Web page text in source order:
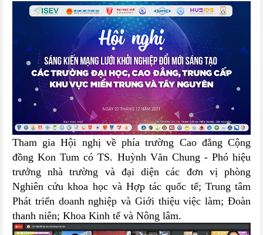
Tham gia Hội nghị về phía trường Cao đẳng Cộng
đồng Kon Tum có TS. Huỳnh Văn Chung - Phó hiệu
trưởng nhà trường và đại diện các đơn vị phòng
Nghiên cứu khoa học và Hợp tác quốc tế; Trung tâm
Phát triển doanh nghiệp và Giới thiệu việc làm; Đoàn
thanh niên; Khoa Kinh tế và Nông lâm.